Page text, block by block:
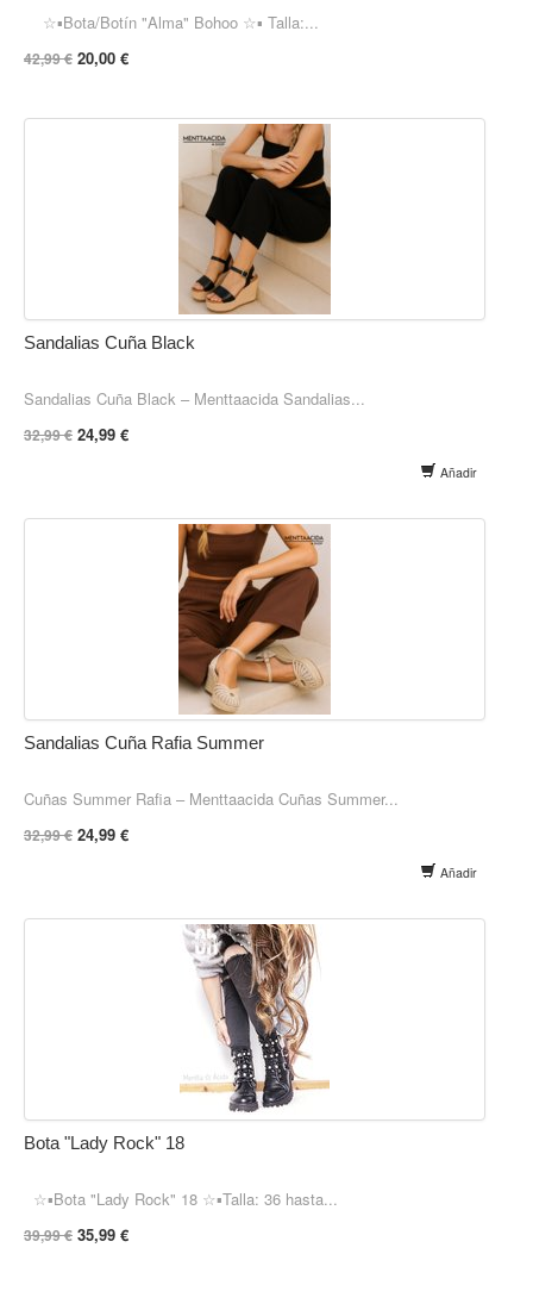
☆▪︎Bota/Botín "Alma" Bohoo ☆▪︎ Talla:...
42,99 € 20,00 €
Sandalias Cuña Black
Sandalias Cuña Black – Menttaacida Sandalias...
32,99 € 24,99 €
Añadir
Sandalias Cuña Rafia Summer
Cuñas Summer Rafia – Menttaacida Cuñas Summer...
32,99 € 24,99 €
Añadir
Bota "Lady Rock" 18
☆▪Bota "Lady Rock" 18 ☆▪Talla: 36 hasta...
39,99 € 35,99 €